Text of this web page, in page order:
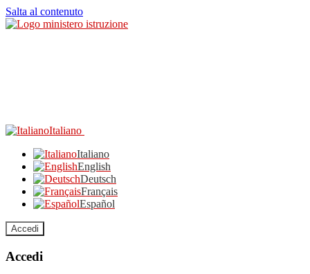
Salta al contenuto
Italiano
Italiano
English
Deutsch
Français
Español
Accedi
Accedi